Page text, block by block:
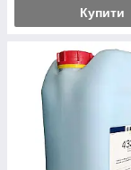
Купити